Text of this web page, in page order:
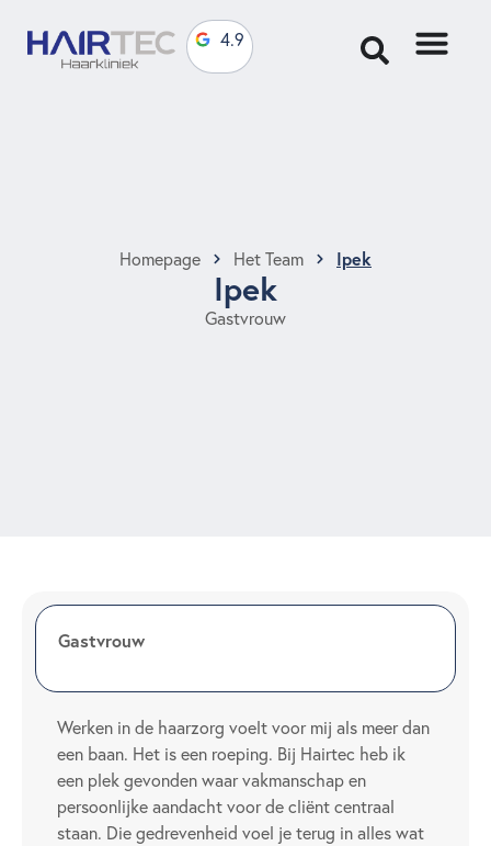
4.9
Homepage Het Team Ipek
Ipek
Gastvrouw
Gastvrouw
Werken in de haarzorg voelt voor mij als meer dan
een baan. Het is een roeping. Bij Hairtec heb ik
een plek gevonden waar vakmanschap en
persoonlijke aandacht voor de cliënt centraal
staan. Die gedrevenheid voel je terug in alles wat